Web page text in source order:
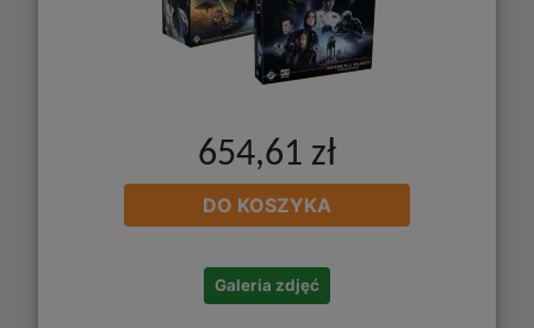
654,61 zł
DO KOSZYKA
Galeria zdjęć